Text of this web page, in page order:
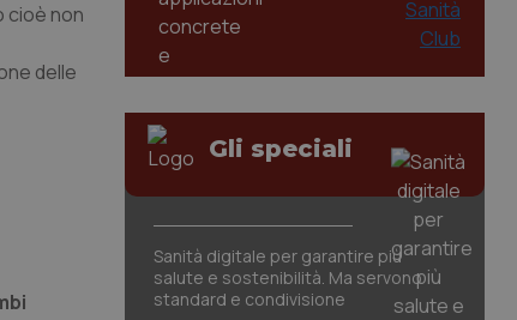
cioè non
delle
Gli speciali
Sanità digitale per garantire più
salute e sostenibilità. Ma servono
standard e condivisione